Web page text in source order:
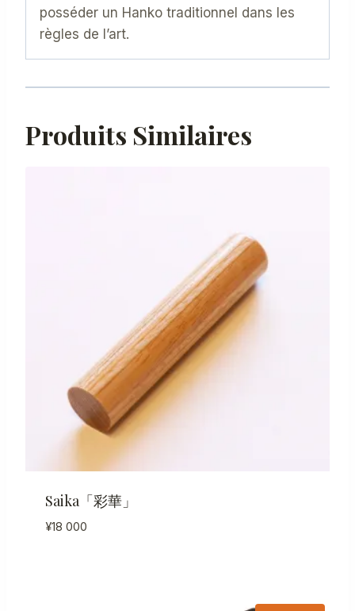
posséder un Hanko traditionnel dans les
règles de l’art.
Produits Similaires
Saika「彩華」
¥18 000